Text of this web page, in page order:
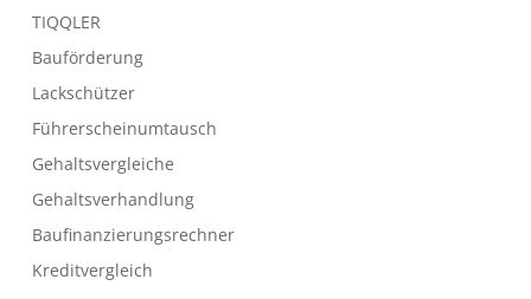
TIQQLER
Bauförderung
Lackschützer
Führerscheinumtausch
Gehaltsvergleiche
Gehaltsverhandlung
Baufinanzierungsrechner
Kreditvergleich